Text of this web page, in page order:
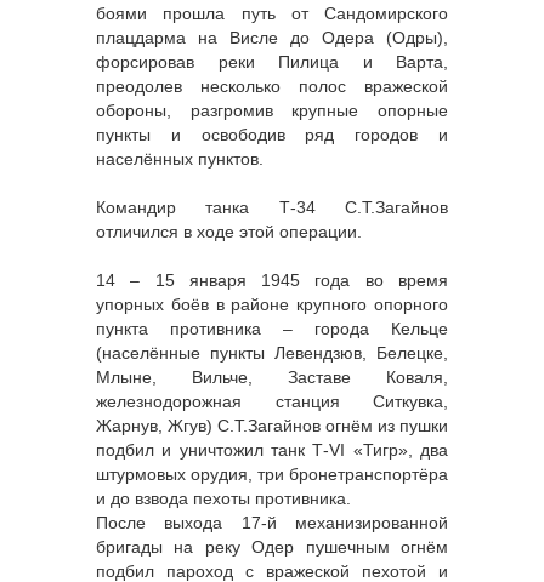
боями прошла путь от Сандомирского
плацдарма на Висле до Одера (Одры),
форсировав реки Пилица и Варта,
преодолев несколько полос вражеской
обороны, разгромив крупные опорные
пункты и освободив ряд городов и
населённых пунктов.
Командир танка Т-34 С.Т.Загайнов
отличился в ходе этой операции.
14 – 15 января 1945 года во время
упорных боёв в районе крупного опорного
пункта противника – города Кельце
(населённые пункты Левендзюв, Белецке,
Млыне, Вильче, Заставе Коваля,
железнодорожная станция Ситкувка,
Жарнув, Жгув) С.Т.Загайнов огнём из пушки
подбил и уничтожил танк Т-VI «Тигр», два
штурмовых орудия, три бронетранспортёра
и до взвода пехоты противника.
После выхода 17-й механизированной
бригады на реку Одер пушечным огнём
подбил пароход с вражеской пехотой и